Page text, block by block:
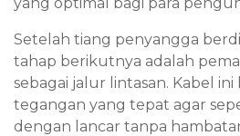
Setelah tiang penyangga
tahap berikutnya adalah
sebagai jalur lintasan. Kabel
tegangan yang tepat agar
dengan lancar tanpa